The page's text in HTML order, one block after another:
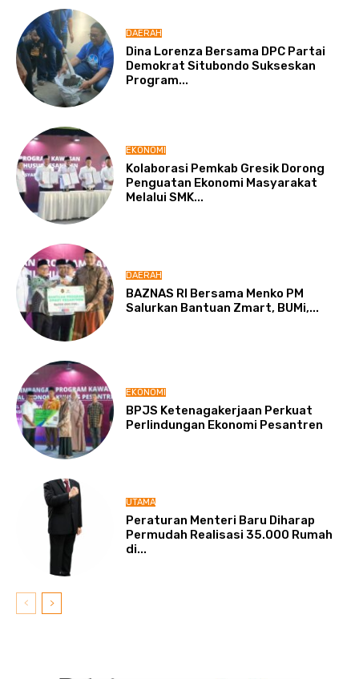
DAERAH
Dina Lorenza Bersama DPC Partai
Demokrat Situbondo Sukseskan
Program...
EKONOMI
Kolaborasi Pemkab Gresik Dorong
Penguatan Ekonomi Masyarakat
Melalui SMK...
DAERAH
BAZNAS RI Bersama Menko PM
Salurkan Bantuan Zmart, BUMi,...
EKONOMI
BPJS Ketenagakerjaan Perkuat
Perlindungan Ekonomi Pesantren
UTAMA
Peraturan Menteri Baru Diharap
Permudah Realisasi 35.000 Rumah
di...